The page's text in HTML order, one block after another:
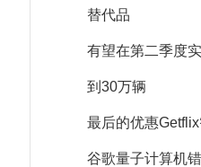
替代品
有望在第二季度
到30万辆
最后的优惠
谷歌量子计算机